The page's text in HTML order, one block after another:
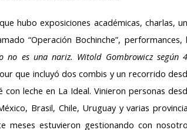
hubo exposiciones académicas, charlas,
“Operación Bochinche”, performances,
no es una nariz. Witold Gombrowicz según
que incluyó dos combis y un recorrido
leche en La Ideal. Vinieron personas
Brasil, Chile, Uruguay y varias
meses estuvieron gestionando con